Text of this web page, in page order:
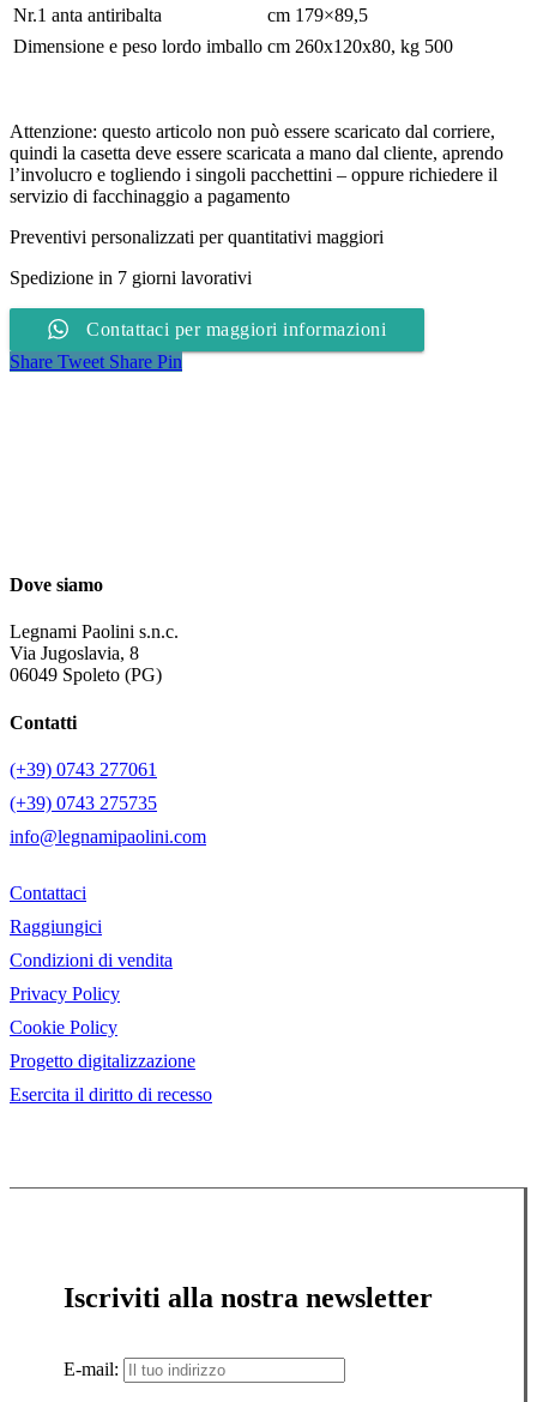
Nr.1 anta antiribalta
cm 179×89,5
Dimensione e peso lordo imballo cm 260x120x80, kg 500
Attenzione: questo articolo non può essere scaricato dal corriere,
quindi la casetta deve essere scaricata a mano dal cliente, aprendo
l’involucro e togliendo i singoli pacchettini – oppure richiedere il
servizio di facchinaggio a pagamento
Preventivi personalizzati per quantitativi maggiori
Spedizione in 7 giorni lavorativi
Contattaci per maggiori informazioni
Share Tweet Share Pin
Dove siamo
Legnami Paolini s.n.c.
Via Jugoslavia, 8
06049 Spoleto (PG)
Contatti
(+39) 0743 277061
(+39) 0743 275735
info@legnamipaolini.com
Contattaci
Raggiungici
Condizioni di vendita
Privacy Policy
Cookie Policy
Progetto digitalizzazione
Esercita il diritto di recesso
Iscriviti alla nostra newsletter
E-mail: